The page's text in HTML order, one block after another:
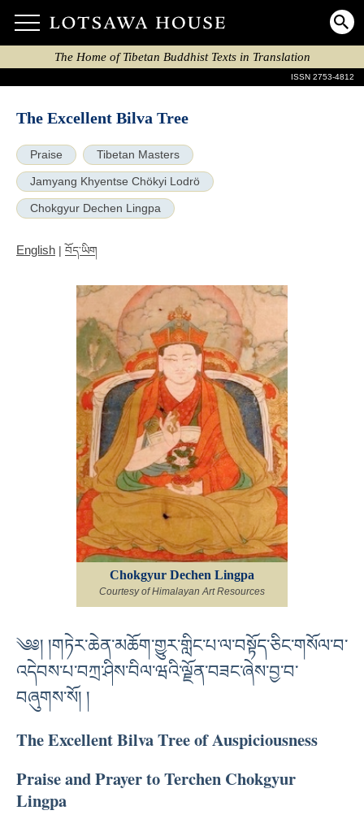
The Home of Tibetan Buddhist Texts in Translation
ISSN 2753-4812
The Excellent Bilva Tree
Praise Tibetan Masters
Jamyang Khyentse Chökyi Lodrö
Chokgyur Dechen Lingpa
English | བོད་ཡིག
Chokgyur Dechen Lingpa
Courtesy of Himalayan Art Resources
༄༅། །གཏེར་ཆེན་མཆོག་གྱུར་གླིང་པ་ལ་བསྟོད་ཅིང་གསོལ་བ་
འདེབས་པ་བཀྲ་ཤིས་བིལ་ཝའི་ལྗོན་བཟང་ཞེས་བྱ་བ་
བཞུགས་སོ། །
The Excellent Bilva Tree of Auspiciousness
Praise and Prayer to Terchen Chokgyur
Lingpa